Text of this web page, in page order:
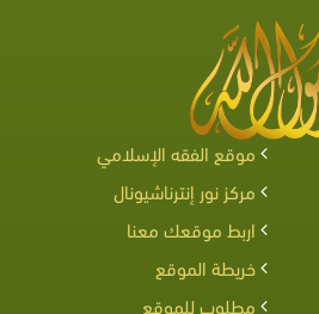
موقع الفقه الإسلامي
مركز نور إنترناشيونال
اربط موقعك معنا
خريطة الموقع
مطلوب للموقع